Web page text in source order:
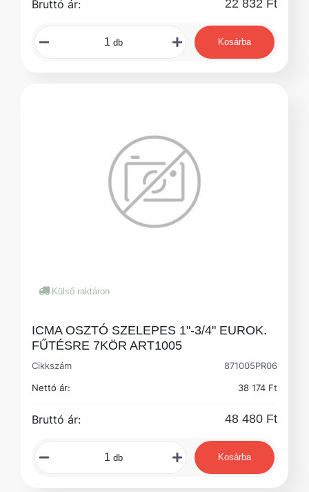
Bruttó ár: 22 832 Ft
db Kosárba
Külső raktáron
ICMA OSZTÓ SZELEPES 1"-3/4" EUROK.
FŰTÉSRE 7KÖR ART1005
Cikkszám
871005PR06
Nettó ár:
38 174 Ft
Bruttó ár: 48 480 Ft
db Kosárba